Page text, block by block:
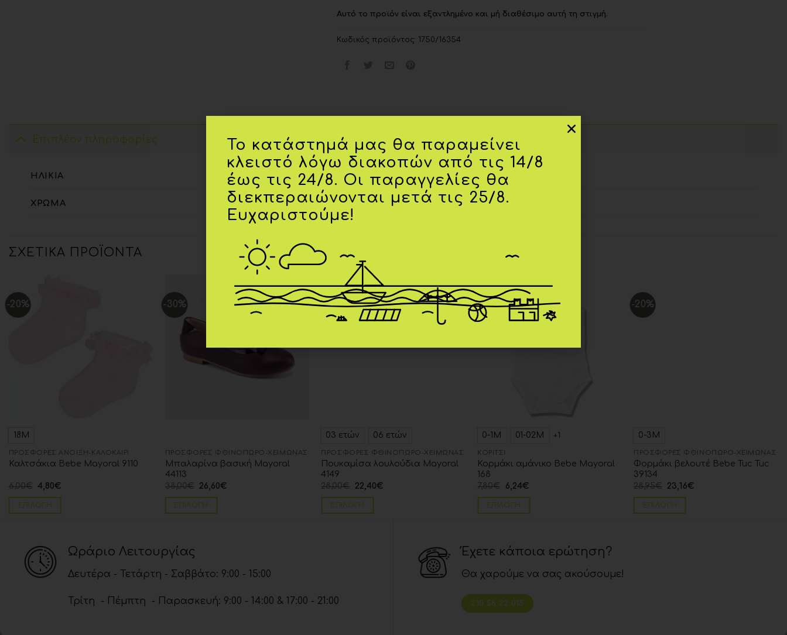
Αυτό το προϊόν είναι εξαντλημένο και μή διαθέσιμο αυτή τη στιγμή.
Κωδικός προϊόντος: 1750/16354
Επιπλέον πληροφορίες
ΗΛΙΚΊΑ 0-1Μ,12Μ
ΧΡΏΜΑ Βεραμάν
ΣΧΕΤΙΚΆ ΠΡΟΪΌΝΤΑ
-20%
18Μ
ΠΡΟΣΦΟΡΈΣ ΆΝΟΙΞΗ-ΚΑΛΟΚΑΊΡΙ
Καλτσάκια Bebe Mayoral 9110
6,00€ 4,80€
ΕΠΙΛΟΓΉ
-30%
Add to
ΠΡΟΣΦΟΡΈΣ ΦΘΙΝΌΠΩΡΟ-ΧΕΙΜΏΝΑΣ
Μπαλαρίνα βασική Mayoral
44113
38,00€ 26,60€
ΕΠΙΛΟΓΉ
-20%
Add to
wishlist
03 ετών 06 ετών
ΠΡΟΣΦΟΡΈΣ ΦΘΙΝΌΠΩΡΟ-ΧΕΙΜΏΝΑΣ
Πουκαμίσα λουλούδια Mayoral
4149
28,00€ 22,40€
ΕΠΙΛΟΓΉ
-20%
0-1Μ 01-02Μ +1
ΚΟΡΊΤΣΙ
Κορμάκι αμάνικο Bebe Mayoral
168
7,80€ 6,24€
ΕΠΙΛΟΓΉ
-20%
0-3Μ
ΠΡΟΣΦΟΡΈΣ ΦΘΙΝΌΠΩΡΟ-ΧΕΙΜΏΝΑΣ
Φορμάκι βελουτέ Βebe Tuc Tuc
39134
28,95€ 23,16€
ΕΠΙΛΟΓΉ
Ωράριο Λειτουργίας
Δευτέρα - Τετάρτη - Σαββάτο: 9:00 - 15:00
Τρίτη - Πέμπτη - Παρασκευή: 9:00 - 14:00 & 17:00 - 21:00
Έχετε κάποια ερώτηση?
Θα χαρούμε να σας ακούσουμε!
210 58 22 015
Το κατάστημά μας θα παραμείνει
κλειστό λόγω διακοπών από τις 14/8
έως τις 24/8. Οι παραγγελίες θα
διεκπεραιώνονται μετά τις 25/8.
Ευχαριστούμε!